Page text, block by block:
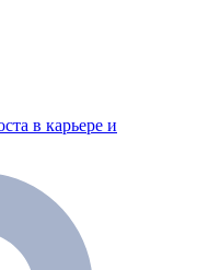
в карьере и